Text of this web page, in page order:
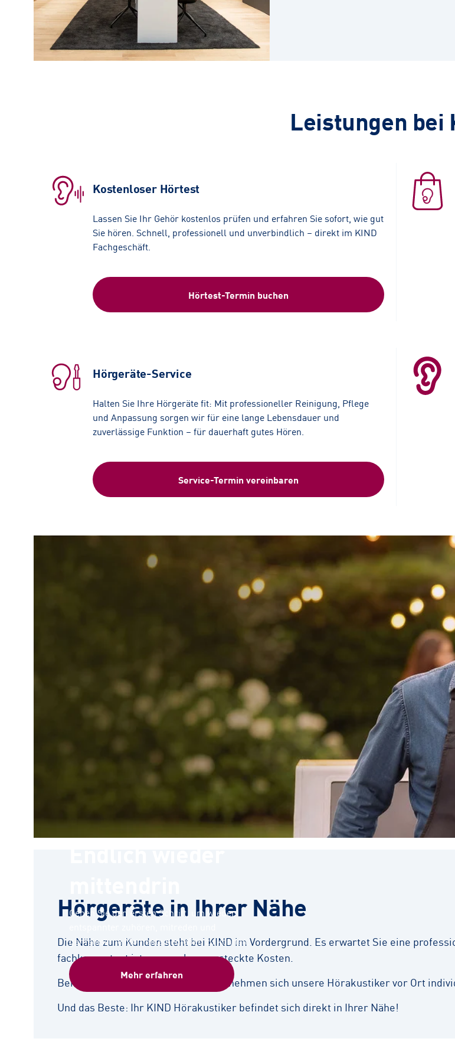
Leistungen bei
Kostenloser Hörtest
Lassen Sie Ihr Gehör kostenlos prüfen und erfahren Sie sofort, wie gut
Sie hören. Schnell, professionell und unverbindlich – direkt im KIND
Fachgeschäft.
Hörtest-Termin buchen
Hörgeräte-Service
Halten Sie Ihre Hörgeräte fit: Mit professioneller Reinigung, Pflege
und Anpassung sorgen wir für eine lange Lebensdauer und
zuverlässige Funktion – für dauerhaft gutes Hören.
Service-Termin vereinbaren
Gehen Sie den ersten Schritt, um wieder
gemeinsame Momente genießen zu können.
Mehr erfahren
Hörgeräte in Ihrer Nähe
Die Nähe zum Kunden steht bei KIND im Vordergrund. Es erwartet Sie eine
fachkompetent ist – ganz ohne versteckte Kosten.
Bei der bedarfsgerechten Beratung nehmen sich unsere Hörakustiker vor Ort
Und das Beste: Ihr KIND Hörakustiker befindet sich direkt in Ihrer Nähe!